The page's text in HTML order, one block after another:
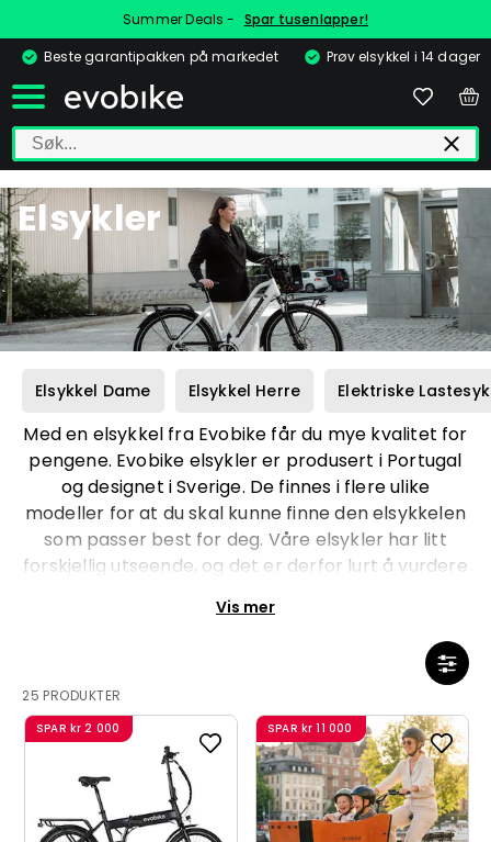
Summer Deals - Spar tusenlapper!
Beste garantipakken på markedet
Prøv elsykkel i 14 dager
Elsykler
Elsykkel Dame Elsykkel Herre Elektriske
Med en elsykkel fra Evobike får du mye kvalitet for
pengene. Evobike elsykler er produsert i Portugal
og designet i Sverige. De finnes i flere ulike
modeller for at du skal kunne finne den elsykkelen
som passer best for deg. Våre elsykler har litt
forskjellig utseende, og det er derfor lurt å vurdere
mer klassisk design på elsykkelen, der du sitter
oppreist, eller en mer sportslig utgave? Uavhengig
av modell er alle elsyklene fra EvoBike utstyrt med
merkekomponenter som gjør at du kan føle deg
trygg og stole på elsykkelen.
Vis mer
25 PRODUKTER
SPAR kr 2 000 SPAR kr 11 000